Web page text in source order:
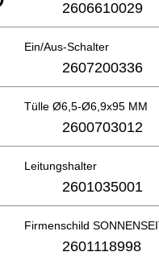
2606610029
Ein/Aus-Schalter
2607200336
Tülle Ø6,5-Ø6,9x95 MM
2600703012
Leitungshalter
2601035001
Firmenschild
2601118998